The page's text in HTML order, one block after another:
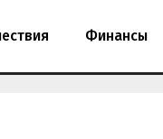
Финансы